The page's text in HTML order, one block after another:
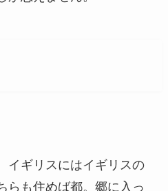
イギリスにはイギリスの
らも住めば都。郷に入っ